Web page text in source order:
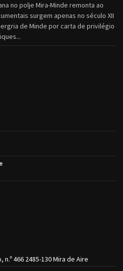
no polje Mira-Minde remonta ao
surgem apenas no século XII
de Minde por carta de privilégio
466 2485-130 Mira de Aire